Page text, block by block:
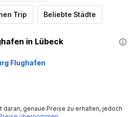
Trip Beliebte Städte
in Lübeck
Flughafen
daran, genaue Preise zu erhalten, jedoch